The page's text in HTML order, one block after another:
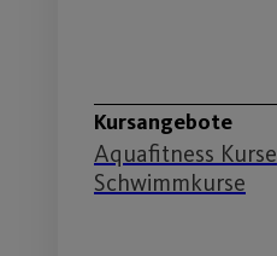
Kursangebote
Aquafitness Kurse
Schwimmkurse